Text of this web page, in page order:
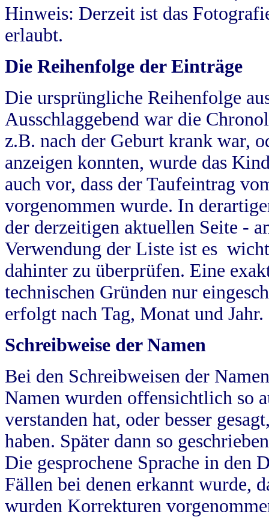
Hinweis: Derzeit ist das
erlaubt.
Die Reihenfolge der Einträge
Die ursprüngliche Reihenfolge
Ausschlaggebend war die
z.B. nach der Geburt krank war,
anzeigen konnten, wurde das
auch vor, dass der Taufeintrag
vorgenommen wurde. In
der derzeitigen aktuellen Seite -
Verwendung der Liste ist es
dahinter zu überprüfen. Eine
technischen Gründen nur
erfolgt nach Tag, Monat und Jahr.
Schreibweise der Namen
Bei den Schreibweisen der
Namen wurden offensichtlich so
verstanden hat, oder besser
haben. Später dann so
Die gesprochene Sprache in
Fällen bei denen erkannt wurde,
wurden Korrekturen